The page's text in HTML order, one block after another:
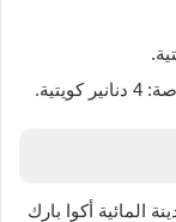
المائية أكوا بارك